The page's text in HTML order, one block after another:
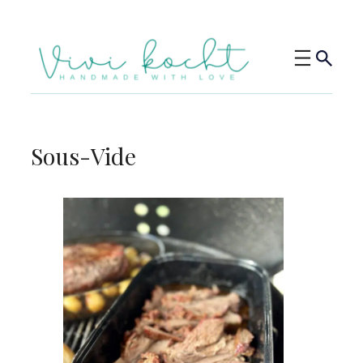
Sous-Vide